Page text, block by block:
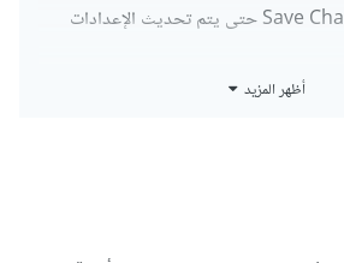
, قم بالرجوع الى صفحة الـ
أظهر المزيد